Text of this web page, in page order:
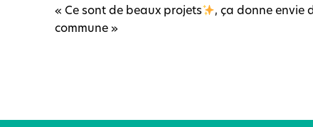
« Ce sont de beaux projets
, ça donne envie
commune »